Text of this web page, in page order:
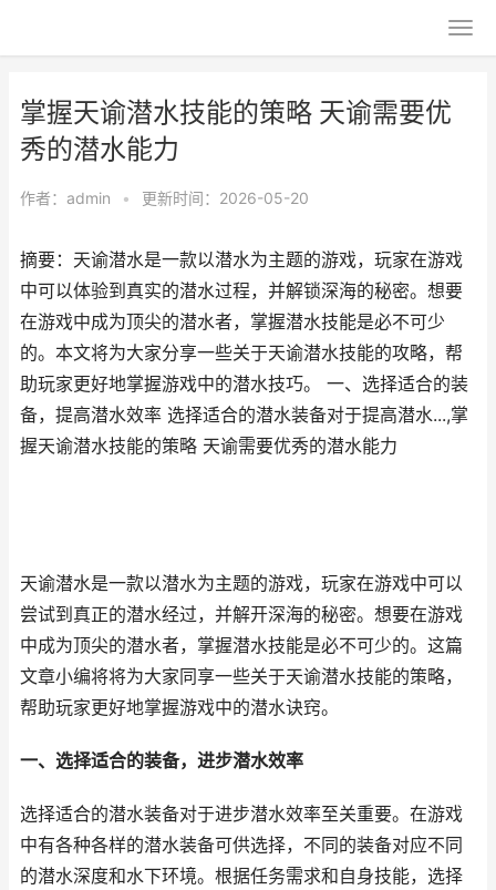
掌握天谕潜水技能的策略 天谕需要优
秀的潜水能力
作者： admin • 更新时间：2026-05-20
摘要：天谕潜水是一款以潜水为主题的游戏，玩家在游戏
中可以体验到真实的潜水过程，并解锁深海的秘密。想要
在游戏中成为顶尖的潜水者，掌握潜水技能是必不可少
的。本文将为大家分享一些关于天谕潜水技能的攻略，帮
助玩家更好地掌握游戏中的潜水技巧。 一、选择适合的装
备，提高潜水效率 选择适合的潜水装备对于提高潜水...,掌
握天谕潜水技能的策略 天谕需要优秀的潜水能力
天谕潜水是一款以潜水为主题的游戏，玩家在游戏中可以
尝试到真正的潜水经过，并解开深海的秘密。想要在游戏
中成为顶尖的潜水者，掌握潜水技能是必不可少的。这篇
文章小编将将为大家同享一些关于天谕潜水技能的策略，
帮助玩家更好地掌握游戏中的潜水诀窍。
一、选择适合的装备，进步潜水效率
选择适合的潜水装备对于进步潜水效率至关重要。在游戏
中有各种各样的潜水装备可供选择，不同的装备对应不同
的潜水深度和水下环境。根据任务需求和自身技能，选择